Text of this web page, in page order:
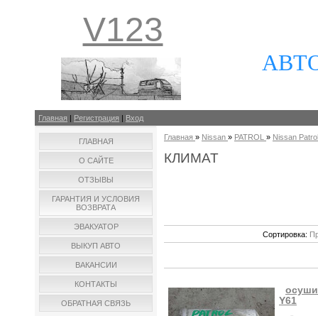
V123
Главная | Регистрация | Вход
ГЛАВНАЯ
О САЙТЕ
ОТЗЫВЫ
ГАРАНТИЯ И УСЛОВИЯ
ВОЗВРАТА
ЭВАКУАТОР
ВЫКУП АВТО
ВАКАНСИИ
КОНТАКТЫ
ОБРАТНАЯ СВЯЗЬ
Главная » Nissan » PATROL » Nissan
КЛИМАТ
Сортировка:
Y61